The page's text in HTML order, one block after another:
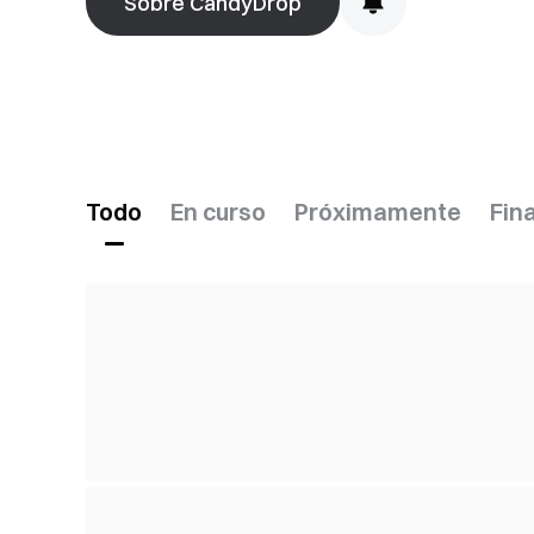
Todo En curso Próximamente